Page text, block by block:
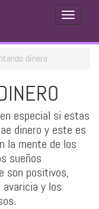
Toggle
dinero
especial si estas
dinero y este es
la mente de los
sueños
son positivos,
y los